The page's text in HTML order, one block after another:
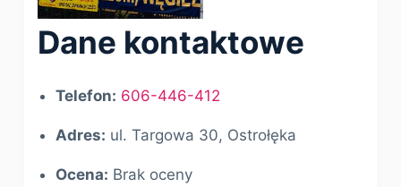
Dane kontaktowe
Telefon: 606-446-412
Adres: ul. Targowa 30, Ostrołęka
Ocena: Brak oceny